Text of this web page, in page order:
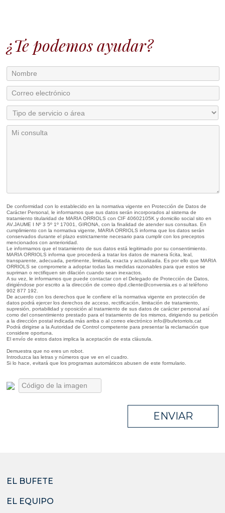
¿Te podemos ayudar?
De conformidad con lo establecido en la normativa vigente en Protección de Datos de
Carácter Personal, le informamos que sus datos serán incorporados al sistema de
tratamiento titularidad de MARIA ORRIOLS con CIF 40602105K y domicilio social sito en
AV.JAUME I Nº 3 5º 1º 17001, GIRONA, con la finalidad de atender sus consultas. En
cumplimiento con la normativa vigente, MARIA ORRIOLS informa que los datos serán
conservados durante el plazo estrictamente necesario para cumplir con los preceptos
mencionados con anterioridad.
Le informamos que el tratamiento de sus datos está legitimado por su consentimiento.
MARIA ORRIOLS informa que procederá a tratar los datos de manera lícita, leal,
transparente, adecuada, pertinente, limitada, exacta y actualizada. Es por ello que MARIA
ORRIOLS se compromete a adoptar todas las medidas razonables para que estos se
supriman o rectifiquen sin dilación cuando sean inexactos.
A su vez, le informamos que puede contactar con el Delegado de Protección de Datos,
dirigiéndose por escrito a la dirección de correo dpd.cliente@conversia.es o al teléfono
902 877 192.
De acuerdo con los derechos que le confiere el la normativa vigente en protección de
datos podrá ejercer los derechos de acceso, rectificación, limitación de tratamiento,
supresión, portabilidad y oposición al tratamiento de sus datos de carácter personal así
como del consentimiento prestado para el tratamiento de los mismos, dirigiendo su petición
a la dirección postal indicada más arriba o al correo electrónico info@bufetorriols.cat
Podrá dirigirse a la Autoridad de Control competente para presentar la reclamación que
considere oportuna.
El envío de estos datos implica la aceptación de esta cláusula.
Demuestra que no eres un robot.
Introduzca las letras y números que ve en el cuadro.
Si lo hace, evitará que los programas automáticos abusen de este formulario.
ENVIAR
EL BUFETE
EL EQUIPO